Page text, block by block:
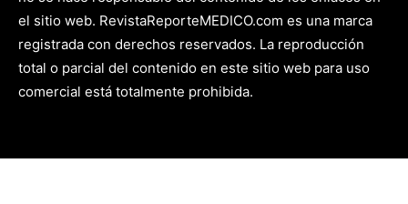
el sitio web. RevistaReporteMEDICO.com es una marca
registrada con derechos reservados. La reproducción
total o parcial del contenido en este sitio web para uso
comercial está totalmente prohibida.